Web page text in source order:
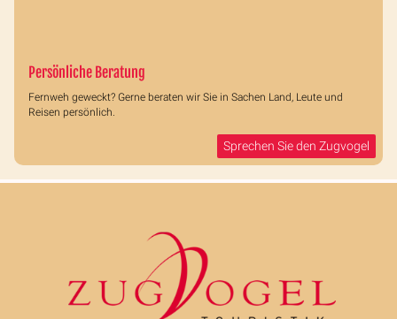
Persönliche Beratung
Fernweh geweckt? Gerne beraten wir Sie in Sachen Land, Leute und
Reisen persönlich.
Sprechen Sie den Zugvogel